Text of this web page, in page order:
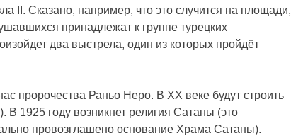
II. Сказано, например, что это случится на площади,
принадлежат к группе турецких
два выстрела, один из которых пройдёт
пророчества Раньо Неро. В XX веке будут строить
1925 году возникнет религия Сатаны (это
провозглашено основание Храма Сатаны).